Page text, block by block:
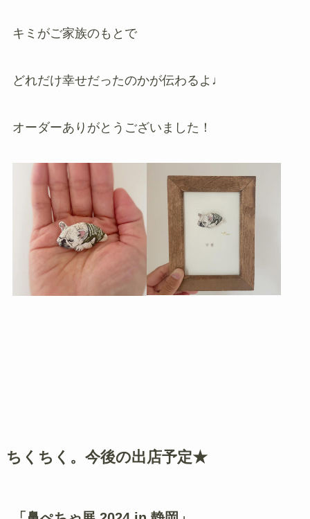
キミがご家族のもとで
どれだけ幸せだったのかが伝わるよ♩
オーダーありがとうございました！
ちくちく。今後の出店予定★